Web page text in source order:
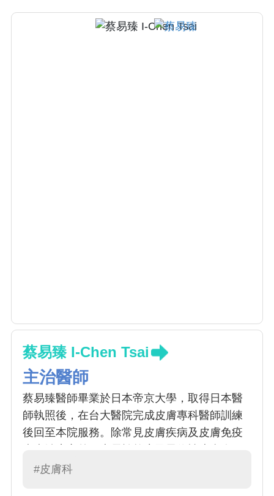
微到廣泛罹病狀況，選擇局部與系統性免疫調
節劑，搭配照光治療（傳統窄波紫外線B光與
蔡易臻 I-Chen Tsai
主治醫師
蔡易臻醫師畢業於日本帝京大學，取得日本醫
師執照後，在台大醫院完成皮膚專科醫師訓練
後回至本院服務。除常見皮膚疾病及皮膚免疫
包含傳統藥物、照光及最新之生物製劑治療。
#皮膚科